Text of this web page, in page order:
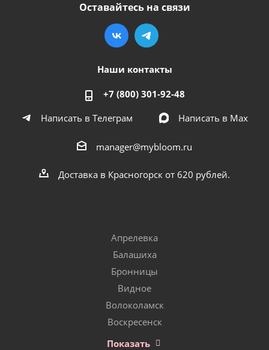
Оставайтесь на связи
Наши контакты
+7 (800) 301-92-48
Написать в Телеграм
Написать в Мах
manager@mybloom.ru
Доставка в Красногорск от 620 рублей.
Апрелевка
Балашиха
Бронницы
Видное
Волоколамск
Воскресенск
Показать